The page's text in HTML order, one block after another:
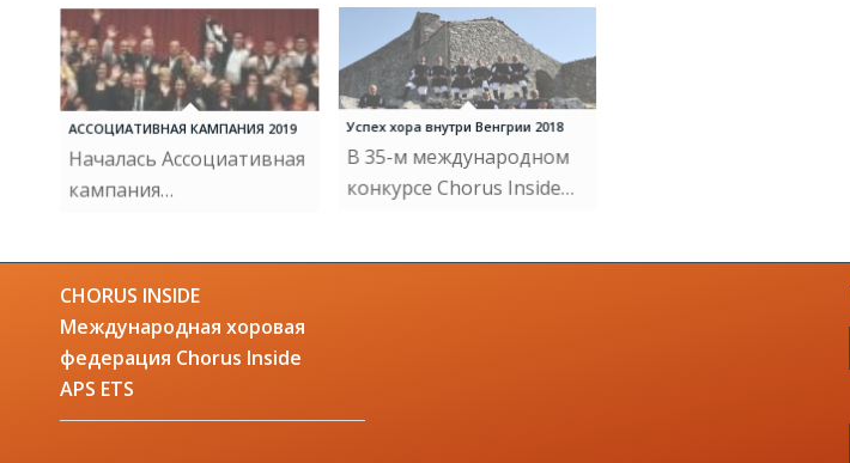
АССОЦИАТИВНАЯ КАМПАНИЯ 2019
Началась Ассоциативная
кампания…
Успех хора внутри Венгрии 2018
В 35-м международном
конкурсе Chorus Inside…
CHORUS INSIDE
Международная хоровая
федерация Chorus Inside
APS ETS